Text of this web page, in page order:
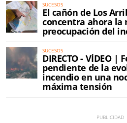
SUCESOS
El cañón de Los
concentra ahora la
preocupación del
SUCESOS
DIRECTO - VÍDEO |
pendiente de la
incendio en una
máxima tensión